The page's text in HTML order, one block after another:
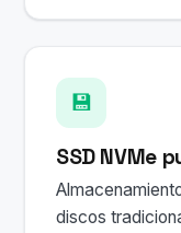
💾
SSD NVMe
discos